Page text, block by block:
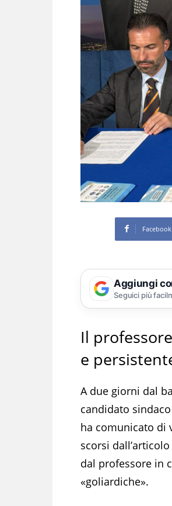
Facebook
Aggiungi
Seguici più
Il
e
A due giorni dal
candidato
ha comunicato di
scorsi
dal professore in
«goliardiche».